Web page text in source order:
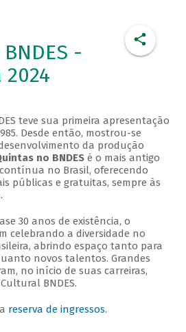
-
teve sua primeira apresentação
Desde então, mostrou-se
da produção
no BNDESé o mais antigo
no Brasil, oferecendo
públicas e gratuitas, sempre às
.
30 anos de existência, o
celebrando a diversidade no
abrindo espaço tanto para
novos talentos. Grandes
no início de suas carreiras,
BNDES.
reserva de ingressos.